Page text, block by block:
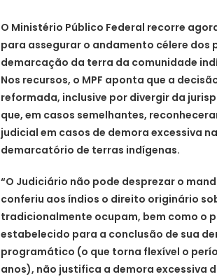
O Ministério Público Federal recorre
para assegurar o andamento célere dos
demarcação da terra da comunidade
Nos recursos, o MPF aponta que a
reformada, inclusive por divergir da
que, em casos semelhantes,
judicial em casos de demora excessiva
demarcatório de terras indígenas.
“O Judiciário não pode desprezar o
conferiu aos índios o direito originário
tradicionalmente ocupam, bem como o
estabelecido para a conclusão de sua
programático (o que torna flexível o
anos), não justifica a demora excessiva